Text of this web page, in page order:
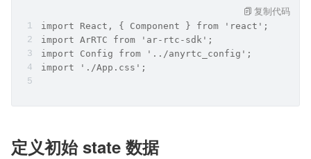
import React, { Component } from 'react';
import ArRTC from 'ar-rtc-sdk';
import Config from '../anyrtc_config';
import './App.css';
复制代码
定义初始 state 数据